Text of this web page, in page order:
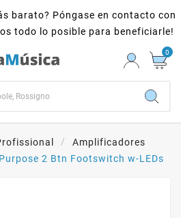
barato? Póngase en contacto con
todo lo posible para beneficiarle!
0
Amplificadores
2 Btn Footswitch w-LEDs